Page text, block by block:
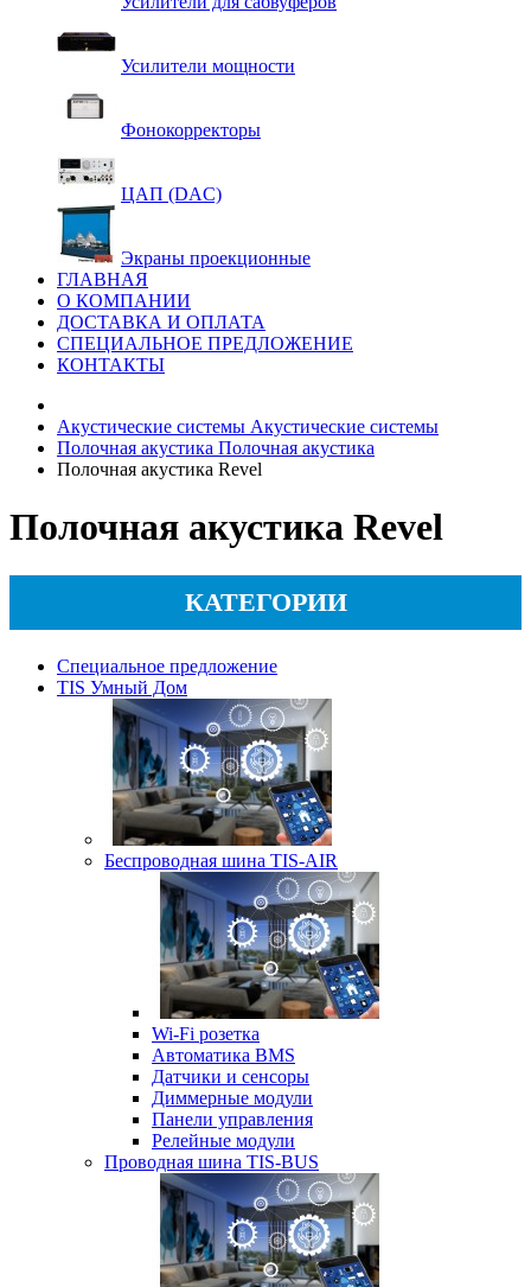
Усилители мощности
Фонокорректоры
ЦАП (DAC)
Экраны проекционные
ГЛАВНАЯ
О КОМПАНИИ
ДОСТАВКА И ОПЛАТА
СПЕЦИАЛЬНОЕ ПРЕДЛОЖЕНИЕ
КОНТАКТЫ
Акустические системы Акустические системы
Полочная акустика Полочная акустика
Полочная акустика Revel
Полочная акустика Revel
КАТЕГОРИИ
Специальное предложение
TIS Умный Дом
Беспроводная шина TIS-AIR
Wi-Fi розетка
Автоматика BMS
Датчики и сенсоры
Диммерные модули
Панели управления
Релейные модули
Проводная шина TIS-BUS